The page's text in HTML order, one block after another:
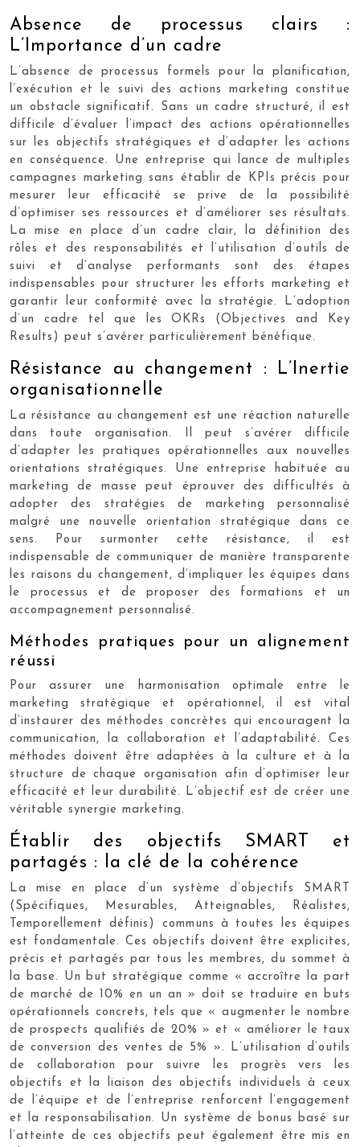
Absence de processus clairs :
L’Importance d’un cadre
L’absence de processus formels pour la planification,
l’exécution et le suivi des actions marketing constitue
un obstacle significatif. Sans un cadre structuré, il est
difficile d’évaluer l’impact des actions opérationnelles
sur les objectifs stratégiques et d’adapter les actions
en conséquence. Une entreprise qui lance de multiples
campagnes marketing sans établir de KPIs précis pour
mesurer leur efficacité se prive de la possibilité
d’optimiser ses ressources et d’améliorer ses résultats.
La mise en place d’un cadre clair, la définition des
rôles et des responsabilités et l’utilisation d’outils de
suivi et d’analyse performants sont des étapes
indispensables pour structurer les efforts marketing et
garantir leur conformité avec la stratégie. L’adoption
d’un cadre tel que les OKRs (Objectives and Key
Results) peut s’avérer particulièrement bénéfique.
Résistance au changement : L’Inertie
organisationnelle
La résistance au changement est une réaction naturelle
dans toute organisation. Il peut s’avérer difficile
d’adapter les pratiques opérationnelles aux nouvelles
orientations stratégiques. Une entreprise habituée au
marketing de masse peut éprouver des difficultés à
adopter des stratégies de marketing personnalisé
malgré une nouvelle orientation stratégique dans ce
sens. Pour surmonter cette résistance, il est
indispensable de communiquer de manière transparente
les raisons du changement, d’impliquer les équipes dans
le processus et de proposer des formations et un
accompagnement personnalisé.
Méthodes pratiques pour un alignement
réussi
Pour assurer une harmonisation optimale entre le
marketing stratégique et opérationnel, il est vital
d’instaurer des méthodes concrètes qui encouragent la
communication, la collaboration et l’adaptabilité. Ces
méthodes doivent être adaptées à la culture et à la
structure de chaque organisation afin d’optimiser leur
efficacité et leur durabilité. L’objectif est de créer une
véritable synergie marketing.
Établir des objectifs SMART et
partagés : la clé de la cohérence
La mise en place d’un système d’objectifs SMART
(Spécifiques, Mesurables, Atteignables, Réalistes,
Temporellement définis) communs à toutes les équipes
est fondamentale. Ces objectifs doivent être explicites,
précis et partagés par tous les membres, du sommet à
la base. Un but stratégique comme « accroître la part
de marché de 10% en un an » doit se traduire en buts
opérationnels concrets, tels que « augmenter le nombre
de prospects qualifiés de 20% » et « améliorer le taux
de conversion des ventes de 5% ». L’utilisation d’outils
de collaboration pour suivre les progrès vers les
objectifs et la liaison des objectifs individuels à ceux
de l’équipe et de l’entreprise renforcent l’engagement
et la responsabilisation. Un système de bonus basé sur
l’atteinte de ces objectifs peut également être mis en